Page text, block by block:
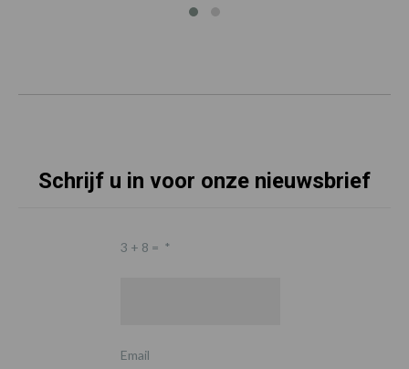
Schrijf u in voor onze nieuwsbrief
3 + 8 = *
Email